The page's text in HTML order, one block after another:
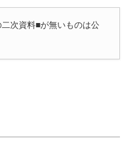
次資料■が無いものは公